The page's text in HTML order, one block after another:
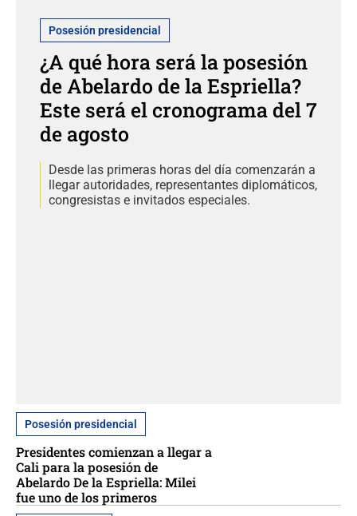
Posesión presidencial
¿A qué hora será la posesión
de Abelardo de la Espriella?
Este será el cronograma del 7
de agosto
Desde las primeras horas del día comenzarán a
llegar autoridades, representantes diplomáticos,
congresistas e invitados especiales.
Posesión presidencial
Presidentes comienzan a llegar a
Cali para la posesión de
Abelardo De la Espriella: Milei
fue uno de los primeros